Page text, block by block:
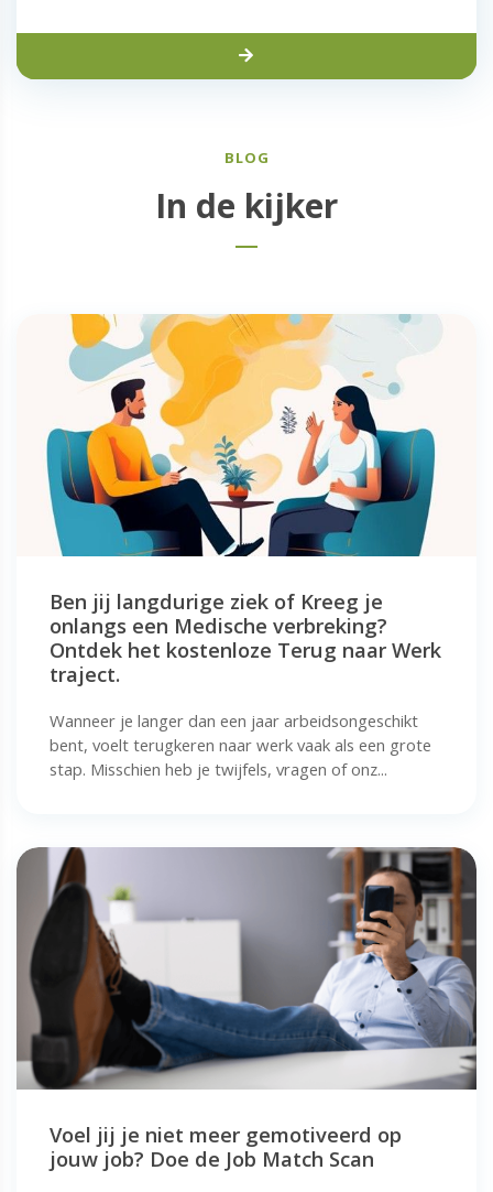
BLOG
In de kijker
Ben jij langdurige ziek of Kreeg je
onlangs een Medische verbreking?
Ontdek het kostenloze Terug naar Werk
traject.
Wanneer je langer dan een jaar arbeidsongeschikt
bent, voelt terugkeren naar werk vaak als een grote
stap. Misschien heb je twijfels, vragen of onz...
Voel jij je niet meer gemotiveerd op
jouw job? Doe de Job Match Scan